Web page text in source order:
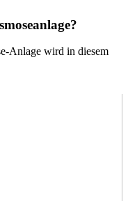
Anlage wird in diesem